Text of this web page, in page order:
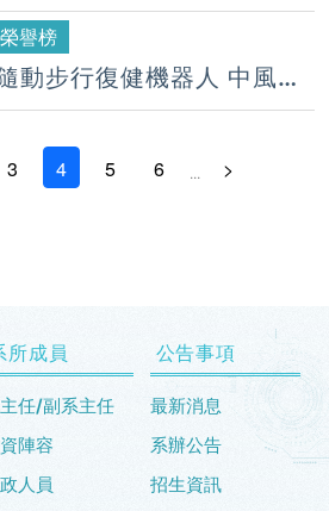
械工程學會」，榮獲「碩士
(114.12.05)
榮譽榜
動步行復健機器人 中風也
3 4 5 6 ... >
所成員
任/副系主任
陣容
人員
公告事項
最新消息
系辦公告
招生資訊